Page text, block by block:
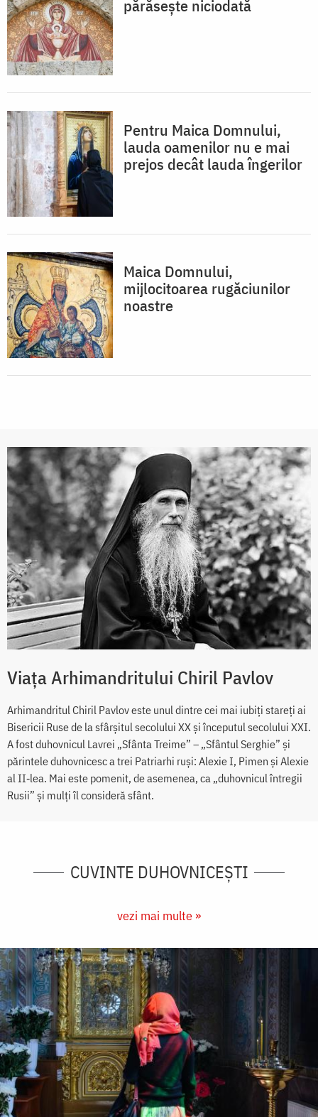
părăsește niciodată
Pentru Maica Domnului,
lauda oamenilor nu e mai
prejos decât lauda îngerilor
Maica Domnului,
mijlocitoarea rugăciunilor
noastre
Viața Arhimandritului Chiril Pavlov
Arhimandritul Chiril Pavlov este unul dintre cei mai iubiți stareţi ai
Bisericii Ruse de la sfârşitul secolului XX şi începutul secolului XXI.
A fost duhovnicul Lavrei „Sfânta Treime” – „Sfântul Serghie” şi
părintele duhovnicesc a trei Patriarhi ruşi: Alexie I, Pimen şi Alexie
al II‑lea. Mai este pomenit, de asemenea, ca „duhovnicul întregii
Rusii” și mulți îl consideră sfânt.
CUVINTE DUHOVNICEȘTI
vezi mai multe »